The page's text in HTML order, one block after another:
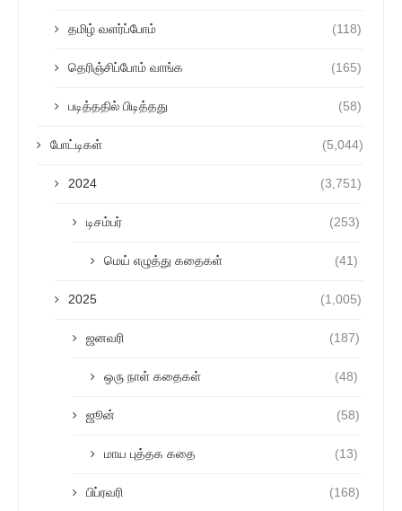
தமிழ் வளர்ப்போம் (118)
தெரிஞ்சிப்போம் வாங்க (165)
படித்ததில் பிடித்தது (58)
போட்டிகள் (5,044)
2024 (3,751)
டிசம்பர் (253)
மெய் எழுத்து கதைகள் (41)
2025 (1,005)
ஜனவரி (187)
ஒரு நாள் கதைகள் (48)
ஜூன் (58)
மாய புத்தக கதை (13)
பிப்ரவரி (168)